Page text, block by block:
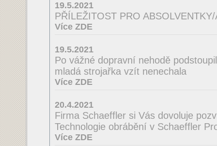
19.5.2021
PŘÍLEŽITOST PRO
Více ZDE
19.5.2021
Po vážné dopravní nehodě
mladá strojařka vzít nenechala
Více ZDE
20.4.2021
Firma Schaeffler si Vás dovoluje
Technologie obrábění v Schaeffler
Více ZDE